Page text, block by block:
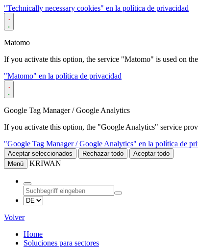
"Technically necessary cookies" en la política de privacidad
Matomo
If you activate this option, the service "Matomo" is used on
"Matomo" en la política de privacidad
Google Tag Manager / Google Analytics
If you activate this option, the "Google Analytics" service
"Google Tag Manager / Google Analytics" en la política de
Aceptar seleccionados Rechazar todo
Aceptar todo
Menü
KRIWAN
Volver
Home
Soluciones para sectores